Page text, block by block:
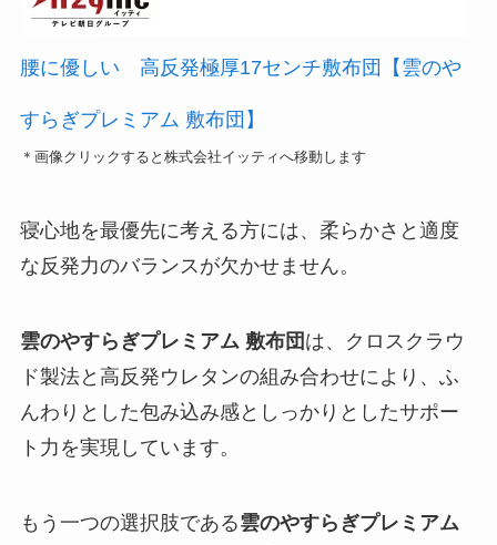
腰に優しい 高反発極厚17センチ敷布団【雲のや
すらぎプレミアム 敷布団】
＊画像クリックすると株式会社イッティへ移動します
寝心地を最優先に考える方には、柔らかさと適度
な反発力のバランスが欠かせません。
雲のやすらぎプレミアム 敷布団 は、クロスクラウ
ド製法と高反発ウレタンの組み合わせにより、ふ
んわりとした包み込み感としっかりとしたサポー
ト力を実現しています。
もう一つの選択肢である雲のやすらぎプレミアム